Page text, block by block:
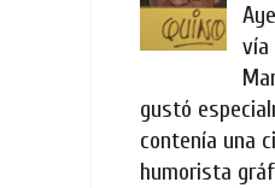
vía
gustó
contenía una
humorista